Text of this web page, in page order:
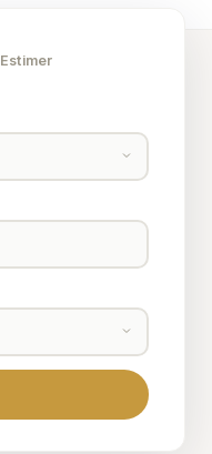
Estimer